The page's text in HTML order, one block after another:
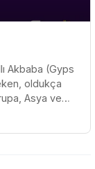
Akbaba (Gyps
oldukça
Asya ve